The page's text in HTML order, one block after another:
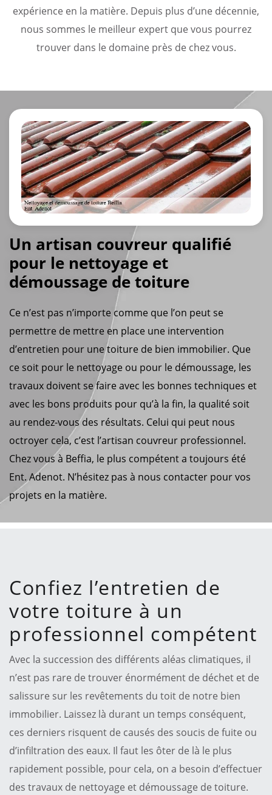
expérience en la matière. Depuis plus d’une décennie,
nous sommes le meilleur expert que vous pourrez
trouver dans le domaine près de chez vous.
Un artisan couvreur qualifié
pour le nettoyage et
démoussage de toiture
Ce n’est pas n’importe comme que l’on peut se
permettre de mettre en place une intervention
d’entretien pour une toiture de bien immobilier. Que
ce soit pour le nettoyage ou pour le démoussage, les
travaux doivent se faire avec les bonnes techniques et
avec les bons produits pour qu’à la fin, la qualité soit
au rendez-vous des résultats. Celui qui peut nous
octroyer cela, c’est l’artisan couvreur professionnel.
Chez vous à Beffia, le plus compétent a toujours été
Ent. Adenot. N’hésitez pas à nous contacter pour vos
projets en la matière.
Confiez l’entretien de
votre toiture à un
professionnel compétent
Avec la succession des différents aléas climatiques, il
n’est pas rare de trouver énormément de déchet et de
salissure sur les revêtements du toit de notre bien
immobilier. Laissez là durant un temps conséquent,
ces derniers risquent de causés des soucis de fuite ou
d’infiltration des eaux. Il faut les ôter de là le plus
rapidement possible, pour cela, on a besoin d’effectuer
des travaux de nettoyage et démoussage de toiture.